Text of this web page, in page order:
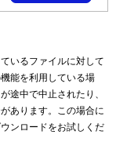
いるファイルに対して
能を利用している場
途中で中止されたり、
あります。この場合に
ンロードをお試しくだ